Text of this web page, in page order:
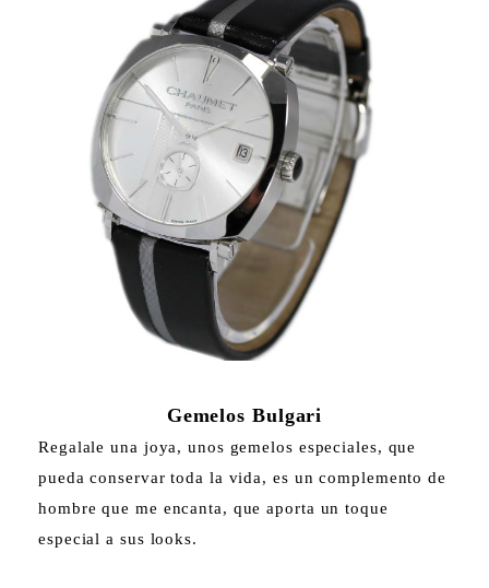
Gemelos Bulgari
Regalale una joya, unos gemelos especiales, que
pueda conservar toda la vida, es un complemento de
hombre que me encanta, que aporta un toque
especial a sus looks.